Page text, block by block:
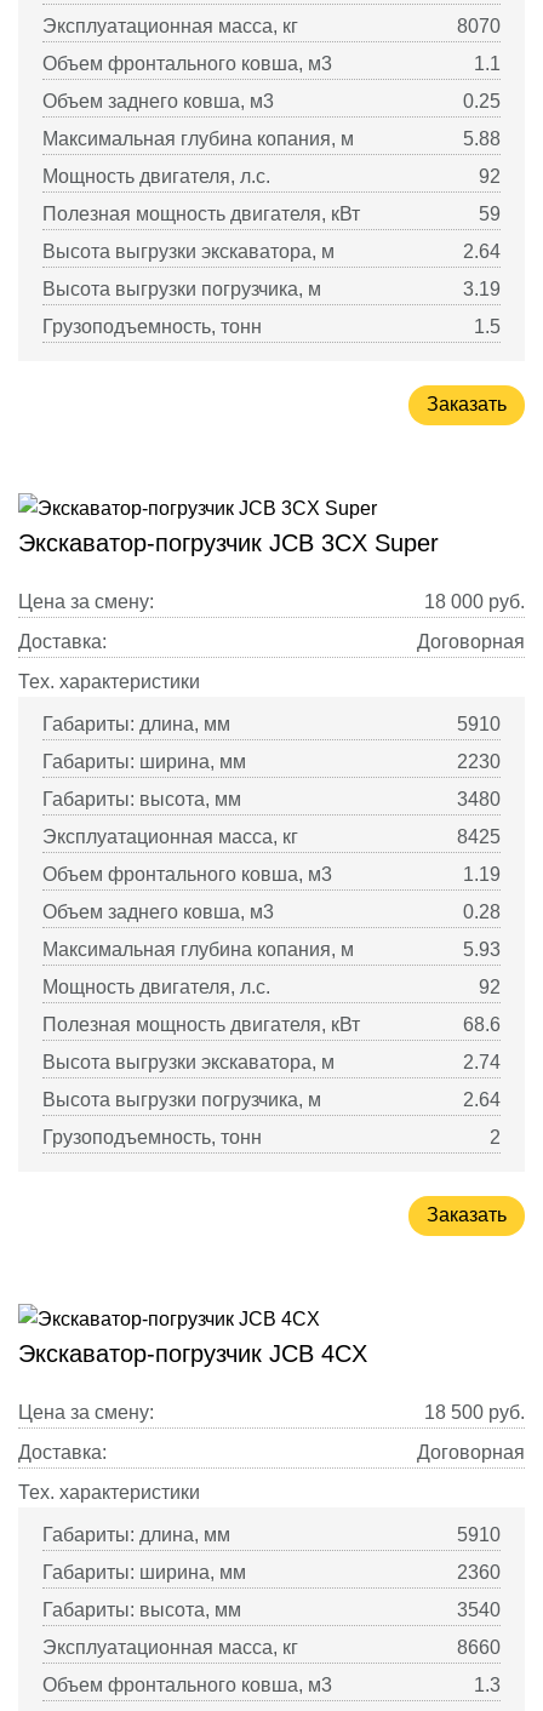
Эксплуатационная масса, кг
8070
Объем фронтального ковша, м3
1.1
Объем заднего ковша, м3
0.25
Максимальная глубина копания, м
5.88
Мощность двигателя, л.с.
92
Полезная мощность двигателя, кВт
59
Высота выгрузки экскаватора, м
2.64
Высота выгрузки погрузчика, м
3.19
Грузоподъемность, тонн
1.5
Заказать
Экскаватор-погрузчик JCB 3CX Super
Цена за смену: 18 000 руб.
Доставка:
Договорная
Тех. характеристики
Габариты: длина, мм
5910
Габариты: ширина, мм
2230
Габариты: высота, мм
3480
Эксплуатационная масса, кг
8425
Объем фронтального ковша, м3
1.19
Объем заднего ковша, м3
0.28
Максимальная глубина копания, м
5.93
Мощность двигателя, л.с.
92
Полезная мощность двигателя, кВт
68.6
Высота выгрузки экскаватора, м
2.74
Высота выгрузки погрузчика, м
2.64
Грузоподъемность, тонн
2
Заказать
Экскаватор-погрузчик JCB 4CX
Цена за смену: 18 500 руб.
Доставка:
Договорная
Тех. характеристики
Габариты: длина, мм
5910
Габариты: ширина, мм
2360
Габариты: высота, мм
3540
Эксплуатационная масса, кг
8660
Объем фронтального ковша, м3
1.3